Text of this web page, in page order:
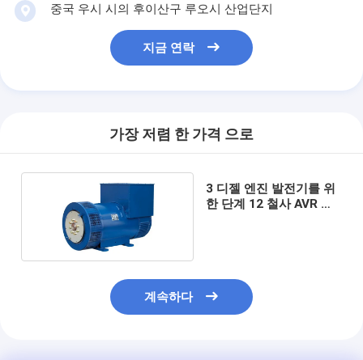
중국 우시 시의 후이산구 루오시 산업단지
지금 연락
가장 저렴 한 가격 으로
3 디젤 엔진 발전기를 위
한 단계 12 철사 AVR 유
계속하다